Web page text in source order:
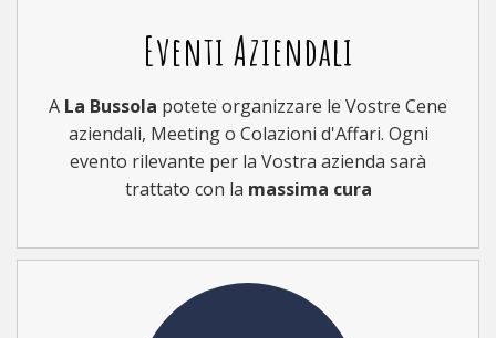
Eventi Aziendali
A La Bussola potete organizzare le Vostre Cene
aziendali, Meeting o Colazioni d'Affari. Ogni
evento rilevante per la Vostra azienda sarà
trattato con la massima cura